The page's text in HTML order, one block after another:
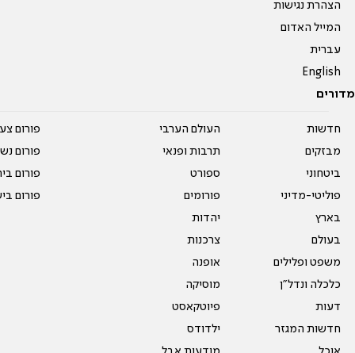
הצהרת נגישות
המייל האדום
עברית
English
מדורים
חדשות
מבזקים
ביטחוני
פוליטי-מדיני
בארץ
בעולם
משפט ופלילים
כלכלה ונדל"ן
דעות
חדשות המגזר
העולם הערבי
תרבות ופנאי
ספורט
פורומים
יהדות
צרכנות
אופנה
מוסיקה
פיוטקאסט
ילדודס
פורום
פורום
פורום
פורום